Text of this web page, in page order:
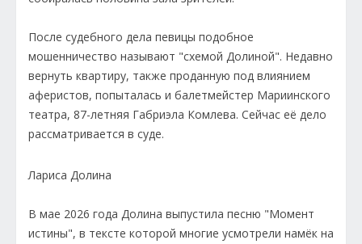
После судебного дела певицы подобное
мошенничество называют "схемой Долиной". Недавно
вернуть квартиру, также проданную под влиянием
аферистов, попыталась и балетмейстер Мариинского
театра, 87-летняя Габриэла Комлева. Сейчас её дело
рассматривается в суде.
Лариса Долина
В мае 2026 года Долина выпустила песню "Момент
истины", в тексте которой многие усмотрели намёк на